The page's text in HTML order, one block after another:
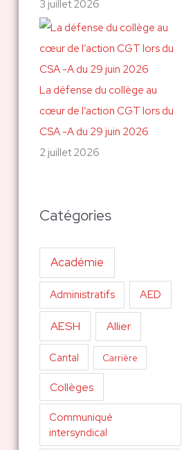
3 juillet 2026
La défense du collège au
cœur de l’action CGT lors du
CSA -A du 29 juin 2026
2 juillet 2026
Catégories
Académie
Administratifs AED
AESH Allier
Cantal Carrière
Collèges
Communiqué
intersyndical